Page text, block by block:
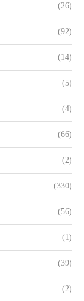
(26)
(92)
(14)
(5)
(4)
(66)
(2)
(330)
(56)
(1)
(39)
(2)